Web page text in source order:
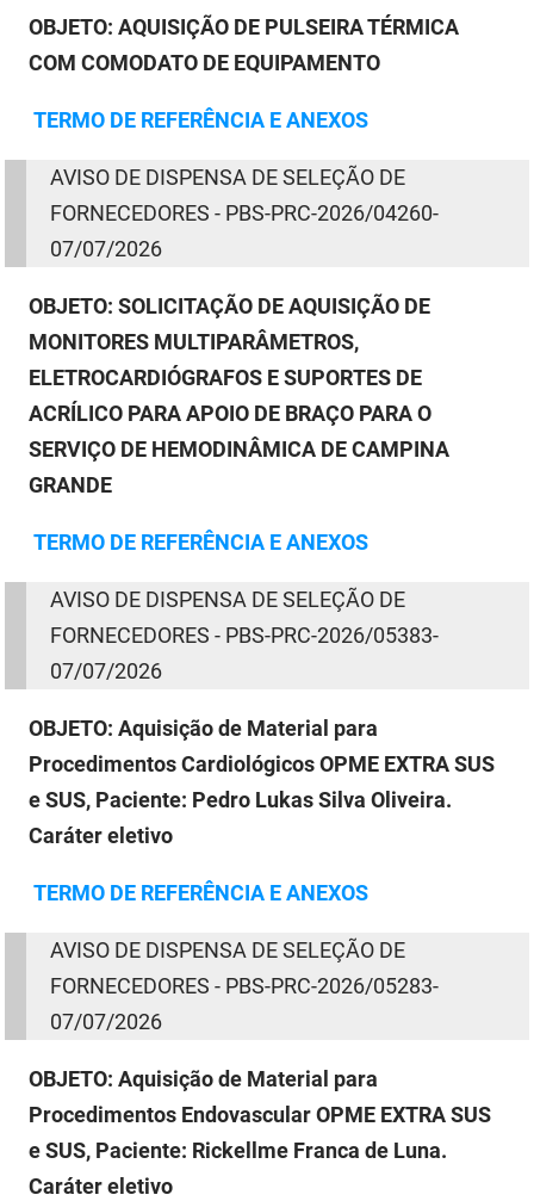
OBJETO: AQUISIÇÃO DE PULSEIRA TÉRMICA
COM COMODATO DE EQUIPAMENTO
TERMO DE REFERÊNCIA E ANEXOS
AVISO DE DISPENSA DESELEÇÃO DE
FORNECEDORES - PBS-PRC-2026/04260-
07/07/2026
OBJETO: SOLICITAÇÃO DE AQUISIÇÃO DE
MONITORES MULTIPARÂMETROS,
ELETROCARDIÓGRAFOS E SUPORTES DE
ACRÍLICO PARA APOIO DE BRAÇO PARA O
SERVIÇO DE HEMODINÂMICA DE CAMPINA
GRANDE
TERMO DE REFERÊNCIA E ANEXOS
AVISO DE DISPENSA DESELEÇÃO DE
FORNECEDORES - PBS-PRC-2026/05383-
07/07/2026
OBJETO: Aquisição de Material para
Procedimentos Cardiológicos OPME EXTRA SUS
e SUS, Paciente: Pedro Lukas Silva Oliveira.
Caráter eletivo
TERMO DE REFERÊNCIA E ANEXOS
AVISO DE DISPENSA DESELEÇÃO DE
FORNECEDORES - PBS-PRC-2026/05283-
07/07/2026
OBJETO: Aquisição de Material para
Procedimentos Endovascular OPME EXTRA SUS
e SUS, Paciente: Rickellme Franca de Luna.
Caráter eletivo